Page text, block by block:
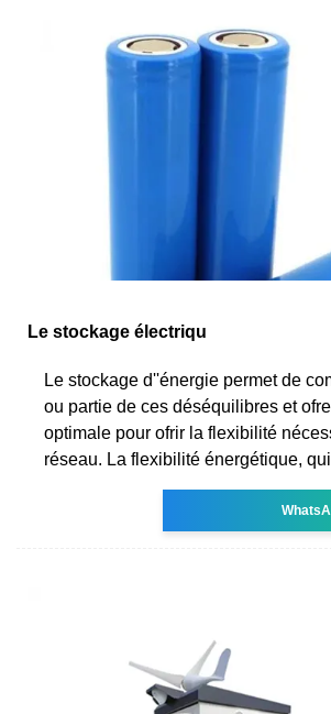
Le stockage électriqu
Le stockage d''énergie permet de
ou partie de ces déséquilibres et
optimale pour ofrir la flexibilité
réseau. La flexibilité énergétique,